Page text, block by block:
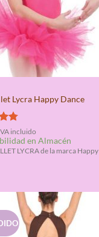
Lycra Happy Dance
incluido
en Almacén
LYCRA de la marca Happy